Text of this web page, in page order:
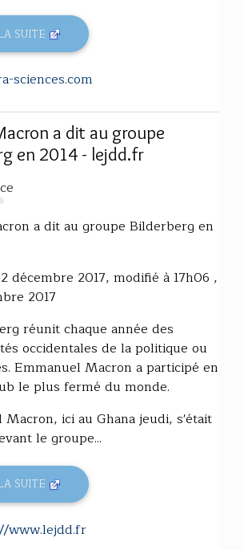
SUITE
sciences.com
a dit au groupe
en 2014 - lejdd.fr
a dit au groupe Bilderberg en
décembre 2017, modifié à 17h06 ,
2017
réunit chaque année des
occidentales de la politique ou
Emmanuel Macron a participé en
le plus fermé du monde.
Macron, ici au Ghana jeudi, s'était
le groupe...
SUITE
www.lejdd.fr